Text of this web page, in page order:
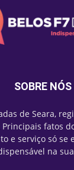
SOBRE NÓS
de Seara,
fatos
e serviço só se
na